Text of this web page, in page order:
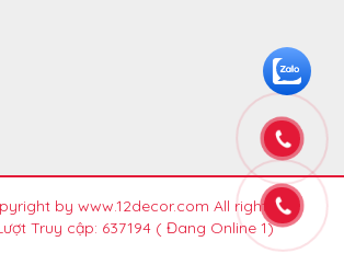
by www.12decor.com All rights
Truy cập: 637194 ( Đang Online 1)